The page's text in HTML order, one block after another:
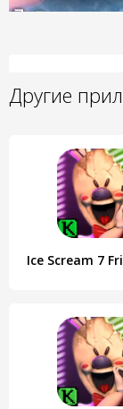
Другие
Ice Scream 7